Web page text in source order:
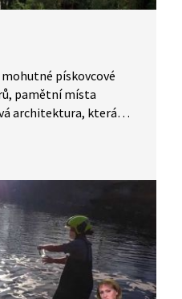
pískovcové
pamětní místa
architektura, která
krajinná oblast